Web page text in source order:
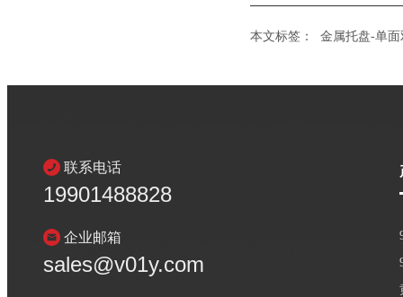
本文标签： 金属托盘-单
联系电话
19901488828
企业邮箱
sales@v01y.com